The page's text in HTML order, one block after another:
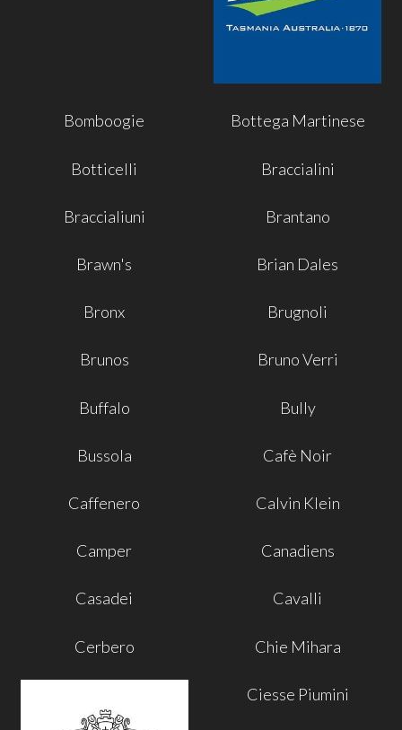
Bomboogie Bottega Martinese
Botticelli Braccialini
Braccialiuni Brantano
Brawn's Brian Dales
Bronx Brugnoli
Brunos Bruno Verri
Buffalo Bully
Bussola Cafè Noir
Caffenero Calvin Klein
Camper Canadiens
Casadei Cavalli
Cerbero Chie Mihara
Ciesse Piumini